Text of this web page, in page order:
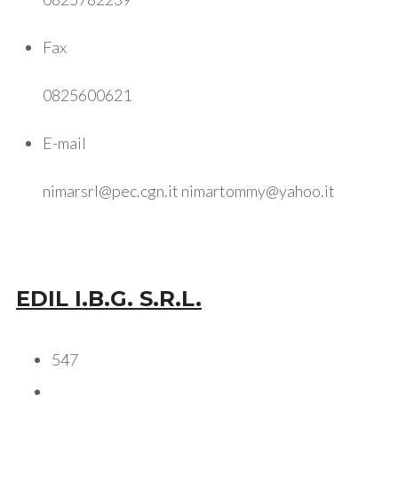
Fax
0825600621
E-mail
nimarsrl@pec.cgn.it nimartommy@yahoo.it
EDIL I.B.G. S.R.L.
547